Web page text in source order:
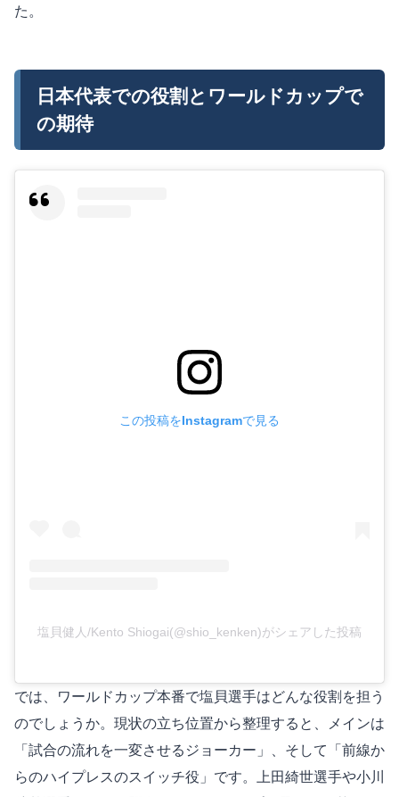
た。
日本代表での役割とワールドカップで
の期待
この投稿をInstagramで見る
塩貝健人/Kento Shiogai(@shio_kenken)がシェアした投稿
では、ワールドカップ本番で塩貝選手はどんな役割を担う
のでしょうか。現状の立ち位置から整理すると、メインは
「試合の流れを一変させるジョーカー」、そして「前線か
らのハイプレスのスイッチ役」です。上田綺世選手や小川